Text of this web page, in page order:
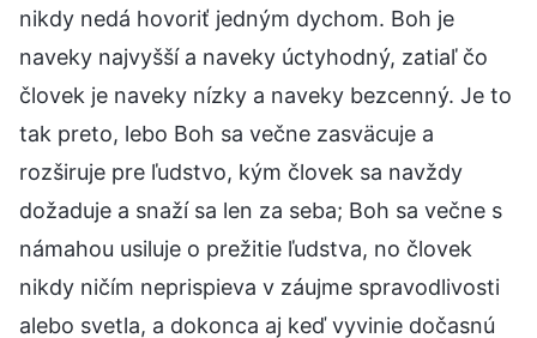
nikdy nedá hovoriť jedným dychom. Boh je
naveky najvyšší a naveky úctyhodný, zatiaľ čo
človek je naveky nízky a naveky bezcenný. Je to
tak preto, lebo Boh sa večne zasväcuje a
rozširuje pre ľudstvo, kým človek sa navždy
dožaduje a snaží sa len za seba; Boh sa večne s
námahou usiluje o prežitie ľudstva, no človek
nikdy ničím neprispieva v záujme spravodlivosti
alebo svetla, a dokonca aj keď vyvinie dočasnú